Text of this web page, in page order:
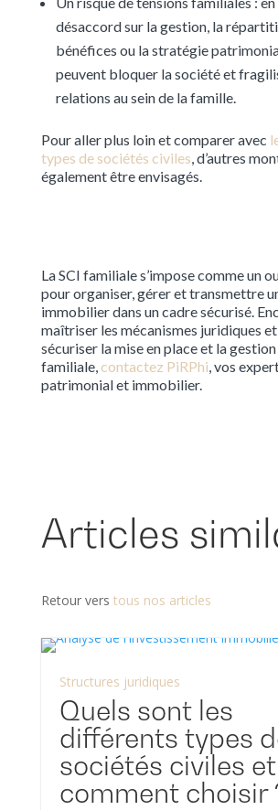
désaccord sur la gestion, la
bénéfices ou la stratégie
peuvent bloquer la société et
relations au sein de la famille.
Pour aller plus loin et comparer avec
types de sociétés civiles, d’autres
également être envisagés.
La SCI familiale s’impose comme un
pour organiser, gérer et transmettre
immobilier dans un cadre sécurisé.
maîtriser les mécanismes juridiques
sécuriser la mise en place et la
familiale,contactez PiRPhi, vos
patrimonial et immobilier.
Articles
Retour vers tous nos articles
Structures juridiques
Quels sont les
différents types
sociétés civiles et
comment choisir